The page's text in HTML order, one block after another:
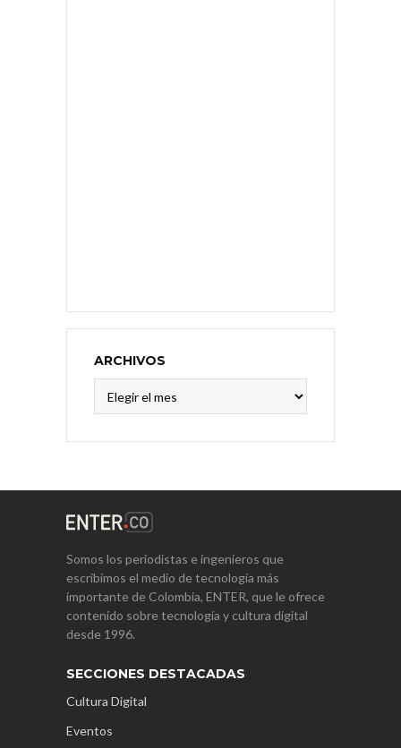
ARCHIVOS
Somos los periodistas e ingenieros que
escribimos el medio de tecnología más
importante de Colombia, ENTER, que le ofrece
contenido sobre tecnología y cultura digital
desde 1996.
SECCIONES DESTACADAS
Cultura Digital
Eventos